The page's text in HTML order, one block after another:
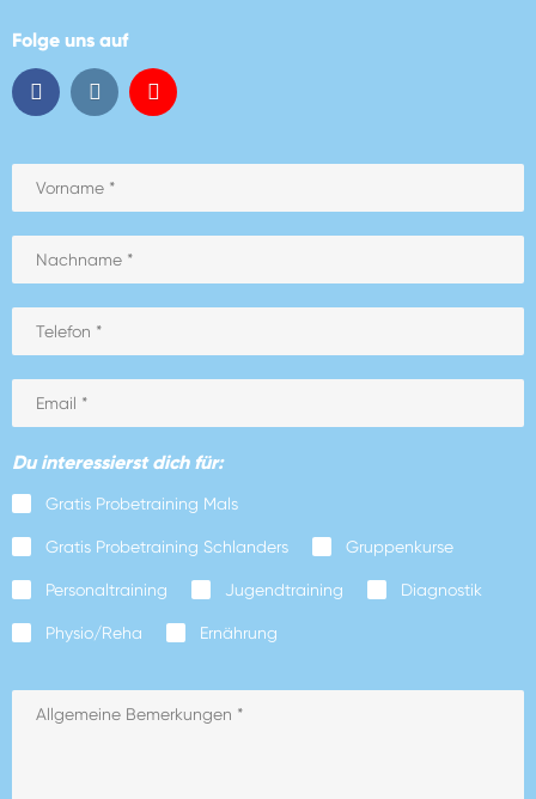
Folge uns auf
Du interessierst dich für:
Gratis Probetraining Mals
Gratis Probetraining Schlanders Gruppenkurse
Personaltraining Jugendtraining Diagnostik
Physio/Reha Ernährung